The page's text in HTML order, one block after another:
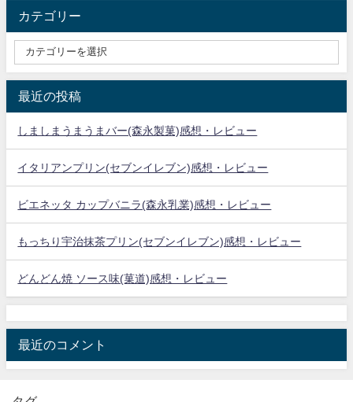
カテゴリー
最近の投稿
しましまうまうまバー(森永製菓)感想・レビュー
イタリアンプリン(セブンイレブン)感想・レビュー
ビエネッタ カップバニラ(森永乳業)感想・レビュー
もっちり宇治抹茶プリン(セブンイレブン)感想・レビュー
どんどん焼 ソース味(菓道)感想・レビュー
最近のコメント